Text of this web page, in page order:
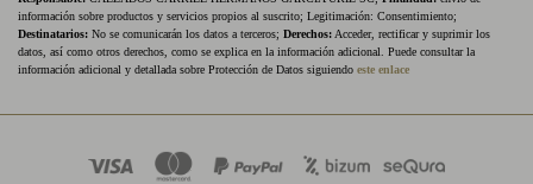
información sobre productos y servicios propios al suscrito; Legitimación: Consentimiento;
Destinatarios: No se comunicarán los datos a terceros; Derechos: Acceder, rectificar y suprimir los
datos, así como otros derechos, como se explica en la información adicional. Puede consultar la
información adicional y detallada sobre Protección de Datos siguiendo este enlace